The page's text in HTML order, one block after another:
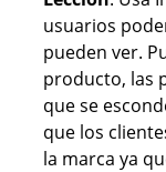
usuarios
pueden ver.
producto, las
que se
que los
la marca ya